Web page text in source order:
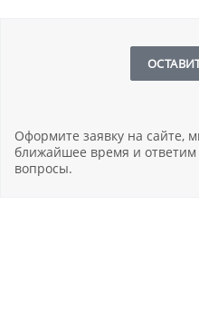
Оформите заявку на сайте,
ближайшее время и
вопросы.